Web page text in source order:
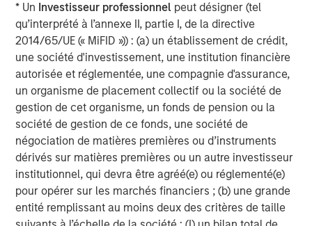
* Un Investisseur professionnel peut désigner (tel
qu’interprété à l’annexe II, partie I, de la directive
2014/65/UE (« MiFID »)) : (a) un établissement de crédit,
une société d'investissement, une institution financière
autorisée et réglementée, une compagnie d'assurance,
un organisme de placement collectif ou la société de
gestion de cet organisme, un fonds de pension ou la
société de gestion de ce fonds, une société de
négociation de matières premières ou d’instruments
dérivés sur matières premières ou un autre investisseur
institutionnel, qui devra être agréé(e) ou réglementé(e)
pour opérer sur les marchés financiers ; (b) une grande
entité remplissant au moins deux des critères de taille
Morgan Stanley Expansion Capital is the growth-focused
private investment platform within Morgan Stanley
Investment Management. Funds managed by Morgan
Stanley Expansion Capital target growth equity and credit
investments within technology, healthcare, consumer,
digital media and other high growth sectors. For over
three decades, Morgan Stanley Expansion Capital has
successfully pursued growth investment opportunities
and has completed investments in over 190 companies
leveraging the global brand and network of Morgan
Stanley. For further information about Morgan Stanley
Expansion Capital, please visit
www.morganstanley.com/im/expansioncapital.